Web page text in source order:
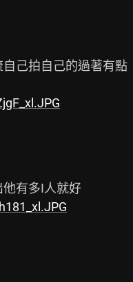
己拍自己的過著有點